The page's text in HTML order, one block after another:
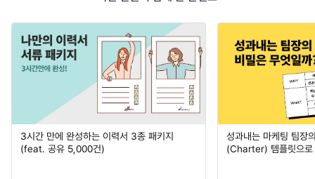
3시간 만에 완성하는 이력서 3종 패키지
(feat. 공유 5,000건)
성과내는 마케팅 팀장
(Charter) 템플릿으로